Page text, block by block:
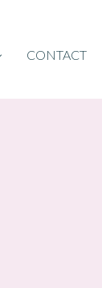
CONTACT